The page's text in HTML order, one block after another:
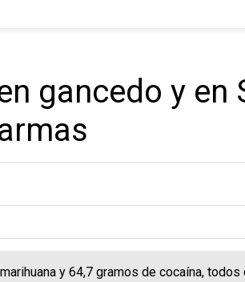
gancedo y en
y 64,7 gramos de cocaína, todos